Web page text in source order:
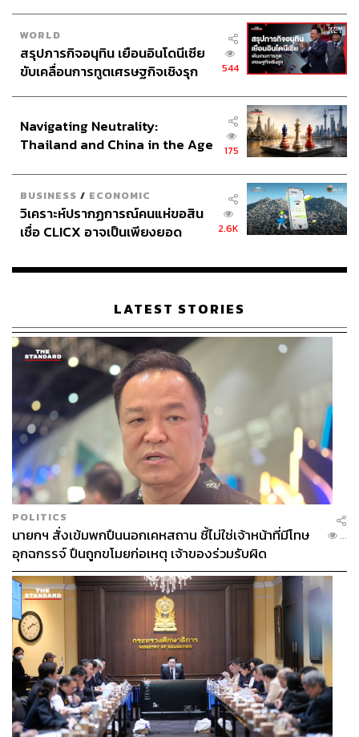
WORLD
สรุปภารกิจอนุทิน เยือนอินโดนีเซีย
ขับเคลื่อนการทูตเศรษฐกิจเชิงรุก
544
Navigating Neutrality:
Thailand and China in the Age
175
BUSINESS / ECONOMIC
วิเคราะห์ปรากฏการณ์คนแห่ขอสิน
เชื่อ CLICX อาจเป็นเพียงยอด
เรือนไทยที่ถูกซุกไว้
2.6K
LATEST STORIES
POLITICS
นายกฯ สั่งเข้มพกปืนนอกเคหสถาน ชี้ไม่ใช่เจ้าหน้าที่มีโทษ
อุกฉกรรจ์ ปืนถูกขโมยก่อเหตุ เจ้าของร่วมรับผิด
...